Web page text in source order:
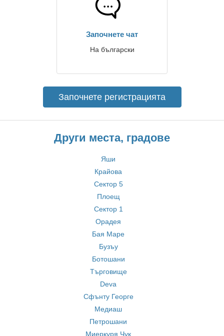
Започнете чат
На български
Започнете регистрацията
Други места, градове
Яши
Крайова
Сектор 5
Плоещ
Сектор 1
Орадея
Бая Маре
Бузъу
Ботошани
Търговище
Deva
Сфънту Георге
Медиаш
Петрошани
Миеркуря Чук